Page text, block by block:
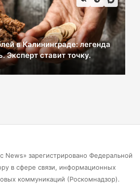
из-за ямочного ремонта на К.
объединяются ради
в Калининграде: легенда
Эксперт ставит точку.
News» зарегистрировано Федеральной
в сфере связи, информационных
коммуникаций (Роскомнадзор).